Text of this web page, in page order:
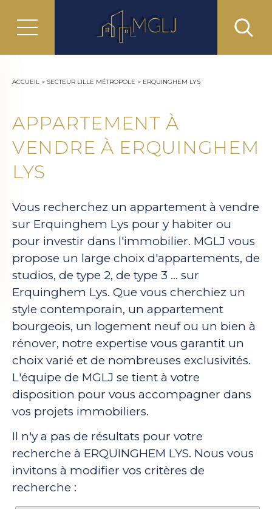
ACCUEIL > SECTEUR LILLE MÉTROPOLE > ERQUINGHEM LYS
APPARTEMENT À
VENDRE À ERQUINGHEM
LYS
Vous recherchez un appartement à vendre
sur Erquinghem Lys pour y habiter ou
pour investir dans l'immobilier. MGLJ vous
propose un large choix d'appartements, de
studios, de type 2, de type 3 ... sur
Erquinghem Lys. Que vous cherchiez un
style contemporain, un appartement
bourgeois, un logement neuf ou un bien à
rénover, notre expertise vous garantit un
choix varié et de nombreuses exclusivités.
L'équipe de MGLJ se tient à votre
disposition pour vous accompagner dans
vos projets immobiliers.
Il n'y a pas de résultats pour votre
recherche à ERQUINGHEM LYS. Nous vous
invitons à modifier vos critères de
recherche :